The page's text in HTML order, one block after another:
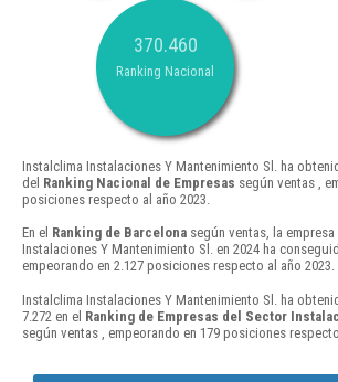
370.460
Ranking Nacional
Instalclima Instalaciones Y Mantenimiento Sl. ha
del Ranking Nacional de Empresas según ventas ,
posiciones respecto al año 2023.
En el Ranking de Barcelona según ventas, la
Instalaciones Y Mantenimiento Sl. en 2024 ha
empeorando en 2.127 posiciones respecto al año 2023.
Instalclima Instalaciones Y Mantenimiento Sl. ha
7.272 en el Ranking de Empresas del Sector
según ventas , empeorando en 179 posiciones